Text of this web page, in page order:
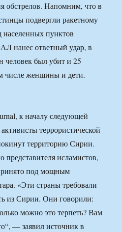
обстрелов. Напомним, что в
подвергли ракетному
пунктов
нанес ответный удар, в
человек был убит и 25
числе женщины и дети.
к началу следующей
террористической
территорию Сирии.
исламистов,
под мощным
«Эти страны требовали
из Сирии. Они говорили:
можно это терпеть? Вам
— заявил источник в